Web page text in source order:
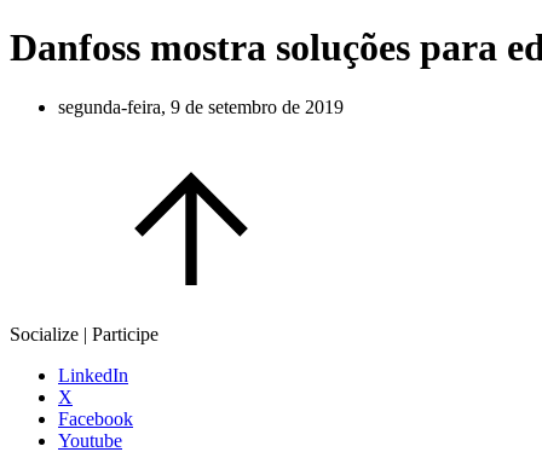
Danfoss mostra soluções para
segunda-feira, 9 de setembro de 2019
Socialize | Participe
LinkedIn
X
Facebook
Youtube